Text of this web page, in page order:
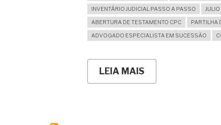
INVENTÁRIO JUDICIAL PASSO A PASSO
ABERTURA DE TESTAMENTO CPC
PARTILHA
ADVOGADO ESPECIALISTA EM SUCESSÃO
LEIA MAIS
COMO